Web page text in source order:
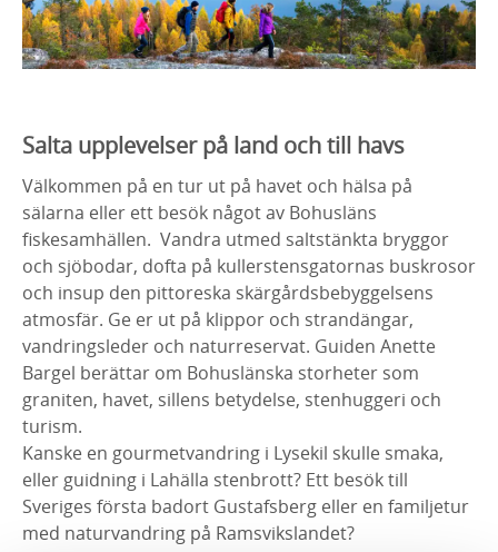
Salta upplevelser på land och till havs
Välkommen på en tur ut på havet och hälsa på
sälarna eller ett besök något av Bohusläns
fiskesamhällen. Vandra utmed saltstänkta bryggor
och sjöbodar, dofta på kullerstensgatornas buskrosor
och insup den pittoreska skärgårdsbebyggelsens
atmosfär. Ge er ut på klippor och strandängar,
vandringsleder och naturreservat. Guiden Anette
Bargel berättar om Bohuslänska storheter som
graniten, havet, sillens betydelse, stenhuggeri och
turism.
Kanske en gourmetvandring i Lysekil skulle smaka,
eller guidning i Lahälla stenbrott? Ett besök till
Sveriges första badort Gustafsberg eller en familjetur
med naturvandring på Ramsvikslandet?